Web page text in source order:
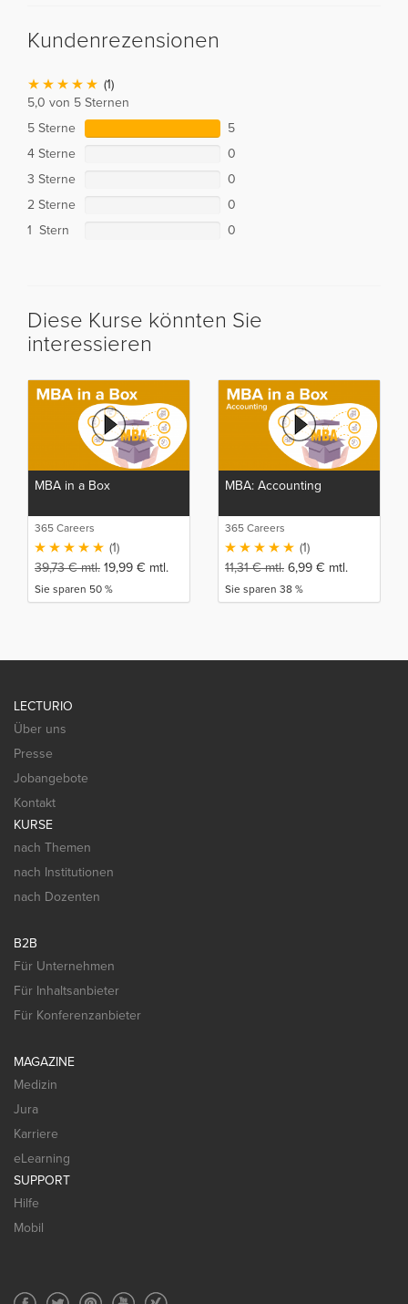
Kundenrezensionen
(1)
5,0 von 5 Sternen
5 Sterne
5
4 Sterne
0
3 Sterne
0
2 Sterne
0
1 Stern
0
Diese Kurse könnten Sie
interessieren
MBA in a Box
365 Careers
(1)
39,73€mtl. 19,99 € mtl.
Sie sparen 50 %
MBA: Accounting
365 Careers
(1)
11,31€mtl. 6,99 € mtl.
Sie sparen 38 %
LECTURIO
Über uns
Presse
Jobangebote
Kontakt
KURSE
nach Themen
nach Institutionen
nach Dozenten
B2B
Für Unternehmen
Für Inhaltsanbieter
Für Konferenzanbieter
MAGAZINE
Medizin
Jura
Karriere
eLearning
SUPPORT
Hilfe
Mobil